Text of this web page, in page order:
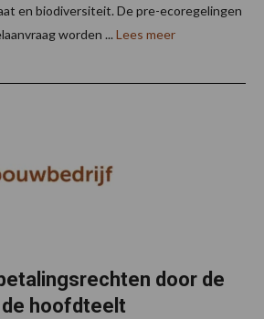
en biodiversiteit. De pre-ecoregelingen
worden ... Lees meer
door de
hoofdteelt